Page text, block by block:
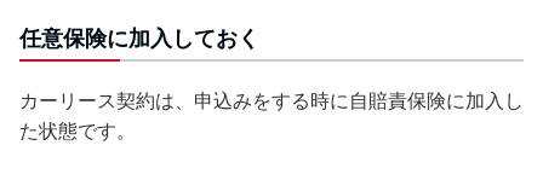
任意保険に加入しておく
カーリース契約は、申込みをする時に自賠責保険に加入し
た状態です。